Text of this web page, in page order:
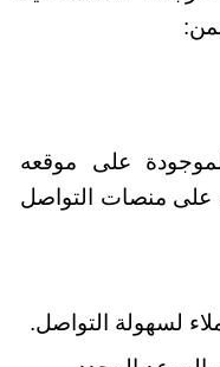
لسهولة التواصل.